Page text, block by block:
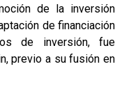
de la inversión
de financiación
de inversión, fue
previo a su fusión en